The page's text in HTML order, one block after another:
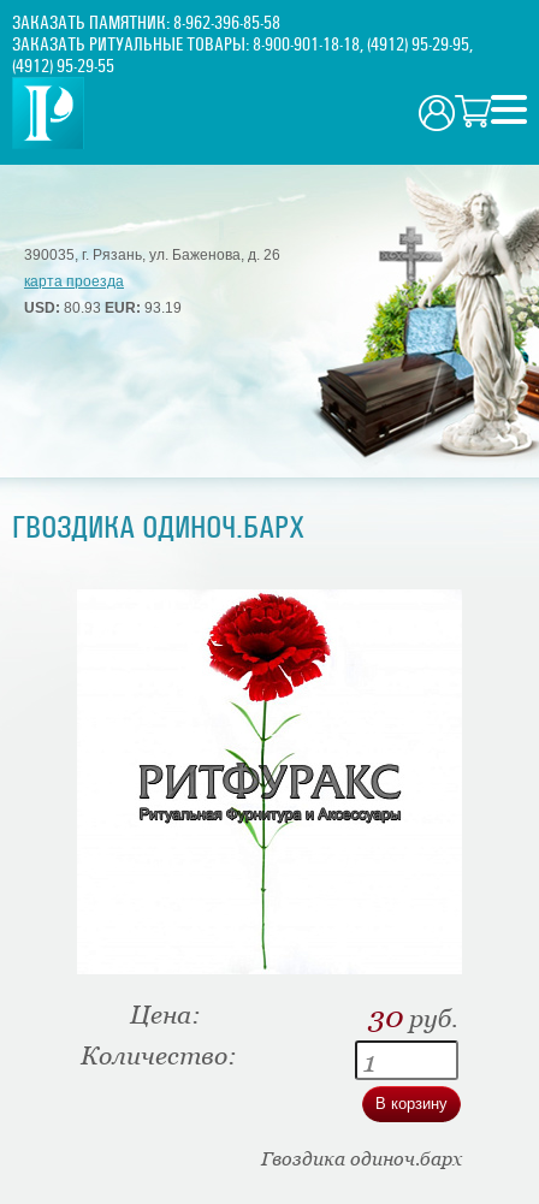
ЗАКАЗАТЬ ПАМЯТНИК:8-962-396-85-58
ЗАКАЗАТЬ РИТУАЛЬНЫЕ ТОВАРЫ:8-900-901-18-18,(4912) 95-29-95,
(4912) 95-29-55
390035, г. Рязань, ул. Баженова, д. 26
карта проезда
USD: 80.93 EUR: 93.19
ГВОЗДИКА ОДИНОЧ.БАРХ
Цена: 30 руб.
Количество:
Гвоздика одиноч.барх